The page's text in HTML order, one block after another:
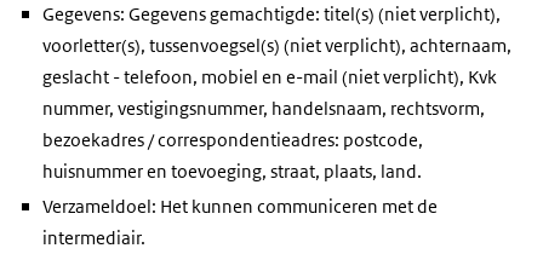
Gegevens: Gegevens gemachtigde: titel(s) (niet verplicht),
voorletter(s), tussenvoegsel(s) (niet verplicht), achternaam,
geslacht - telefoon, mobiel en e-mail (niet verplicht), Kvk
nummer, vestigingsnummer, handelsnaam, rechtsvorm,
bezoekadres / correspondentieadres: postcode,
huisnummer en toevoeging, straat, plaats, land.
Verzameldoel: Het kunnen communiceren met de
intermediair.